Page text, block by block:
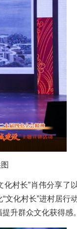
化村长”肖伟分享了
化村长”进村居行动
升群众文化获得感。